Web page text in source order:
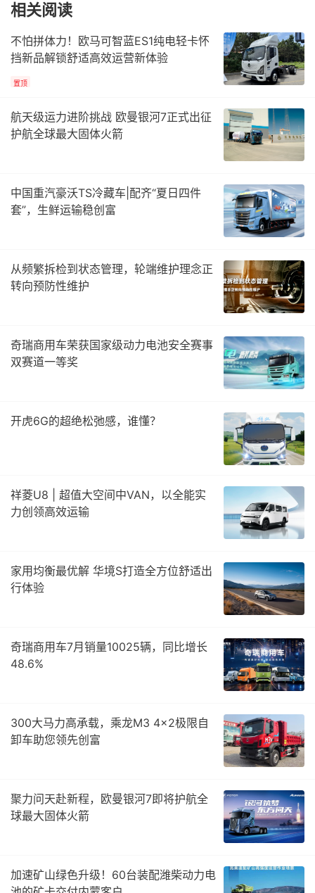
相关阅读
不怕拼体力！欧马可智蓝ES1纯电轻卡怀
挡新品解锁舒适高效运营新体验
置顶
航天级运力进阶挑战 欧曼银河7正式出征
护航全球最大固体火箭
中国重汽豪沃TS冷藏车|配齐“夏日四件
套”，生鲜运输稳创富
从频繁拆检到状态管理，轮端维护理念正
转向预防性维护
奇瑞商用车荣获国家级动力电池安全赛事
双赛道一等奖
开虎6G的超绝松弛感，谁懂？
祥菱U8 | 超值大空间中VAN，以全能实
力创领高效运输
家用均衡最优解 华境S打造全方位舒适出
行体验
奇瑞商用车7月销量10025辆，同比增长
48.6%
300大马力高承载，乘龙M3 4×2极限自
卸车助您领先创富
聚力问天赴新程，欧曼银河7即将护航全
球最大固体火箭
加速矿山绿色升级！60台装配潍柴动力电